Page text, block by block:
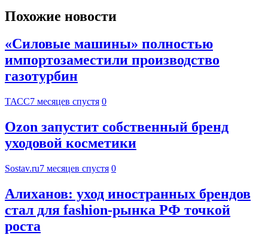
Похожие новости
«Силовые машины» полностью
импортозаместили производство
газотурбин
ТАСС7 месяцев спустя 0
Ozon запустит собственный бренд
уходовой косметики
Sostav.ru7 месяцев спустя 0
Алиханов: уход иностранных брендов
стал для fashion-рынка РФ точкой
роста